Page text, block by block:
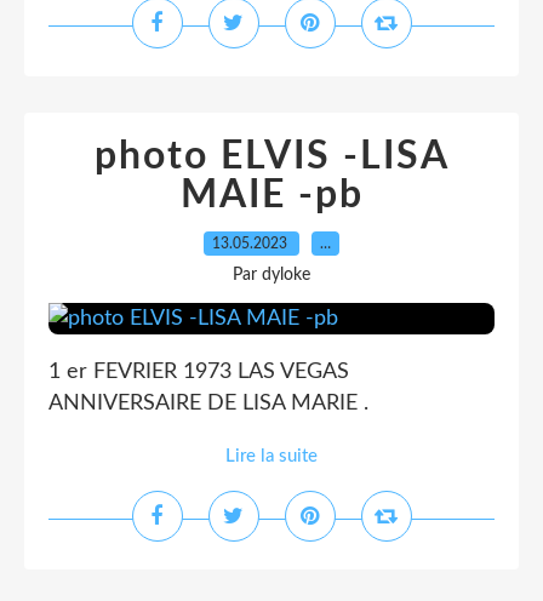
photo ELVIS -LISA
MAIE -pb
13.05.2023 …
Par dyloke
1 er FEVRIER 1973 LAS VEGAS
ANNIVERSAIRE DE LISA MARIE .
Lire la suite